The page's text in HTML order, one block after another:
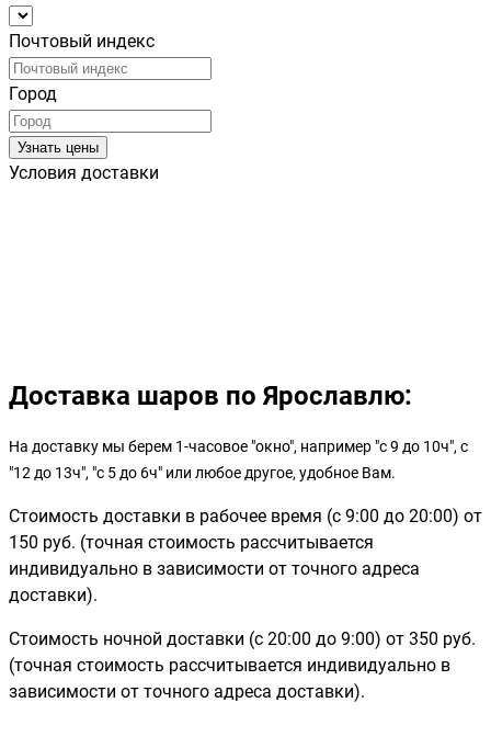
Почтовый индекс
Город
Узнать цены
Условия доставки
Доставка шаров по Ярославлю:
На доставку мы берем 1-часовое "окно", например "с 9 до 10ч", с
"12 до 13ч", "с 5 до 6ч" или любое другое, удобное Вам.
Стоимость доставки в рабочее время (с 9:00 до 20:00) от
150 руб. (точная стоимость рассчитывается
индивидуально в зависимости от точного адреса
доставки).
Стоимость ночной доставки (с 20:00 до 9:00) от 350 руб.
(точная стоимость рассчитывается индивидуально в
зависимости от точного адреса доставки).